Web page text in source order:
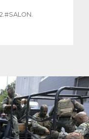
#SALON.